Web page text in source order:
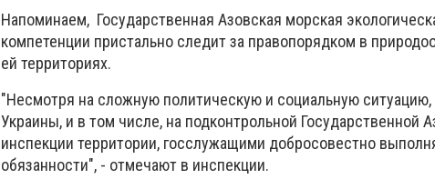
Напоминаем, Государственная Азовская морская
компетенции пристально следит за правопорядком в
ей территориях.
"Несмотря на сложную политическую и социальную ситуацию,
Украины, и в том числе, на подконтрольной Государственной
инспекции территории, госслужащими добросовестно
обязанности", - отмечают в инспекции.